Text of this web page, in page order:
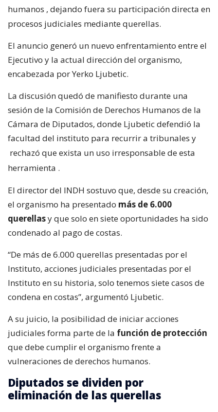
humanos , dejando fuera su participación directa en
procesos judiciales mediante querellas.
El anuncio generó un nuevo enfrentamiento entre el
Ejecutivo y la actual dirección del organismo,
encabezada por Yerko Ljubetic.
La discusión quedó de manifiesto durante una
sesión de la Comisión de Derechos Humanos de la
Cámara de Diputados, donde Ljubetic defendió la
facultad del instituto para recurrir a tribunales y
rechazó que exista un uso irresponsable de esta
herramienta .
El director del INDH sostuvo que, desde su creación,
el organismo ha presentado más de 6.000
querellasy que solo en siete oportunidades ha sido
condenado al pago de costas.
“De más de 6.000 querellas presentadas por el
Instituto, acciones judiciales presentadas por el
Instituto en su historia, solo tenemos siete casos de
condena en costas”, argumentó Ljubetic.
A su juicio, la posibilidad de iniciar acciones
judiciales forma parte de la función de protección
que debe cumplir el organismo frente a
vulneraciones de derechos humanos.
Diputados se dividen por
eliminación de las querellas